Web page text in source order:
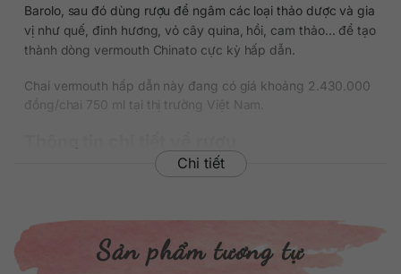
Barolo, sau đó dùng rượu để ngâm các loại thảo dược và gia
vị như quế, đinh hương, vỏ cây quina, hồi, cam thảo… để tạo
thành dòng vermouth Chinato cực kỳ hấp dẫn.
Chai vermouth hấp dẫn này đang có giá khoảng 2.430.000
đồng/chai 750 ml tại thị trường Việt Nam.
Dung tích: 750 ml
Màu sắc: Màu hổ phách ánh đỏ gạch
Chi tiết
Sản phẩm tương tự